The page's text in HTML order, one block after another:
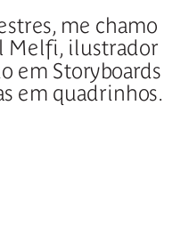
me chamo
Melfi, ilustrador
em Storyboards
em quadrinhos.